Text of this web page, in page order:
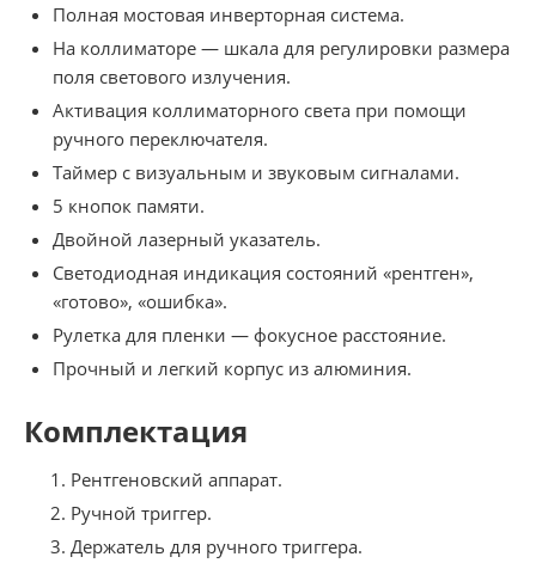
Полная мостовая инверторная система.
На коллиматоре — шкала для регулировки размера
поля светового излучения.
Активация коллиматорного света при помощи
ручного переключателя.
Таймер с визуальным и звуковым сигналами.
5 кнопок памяти.
Двойной лазерный указатель.
Светодиодная индикация состояний «рентген»,
«готово», «ошибка».
Рулетка для пленки — фокусное расстояние.
Прочный и легкий корпус из алюминия.
Комплектация
Рентгеновский аппарат.
Ручной триггер.
Держатель для ручного триггера.